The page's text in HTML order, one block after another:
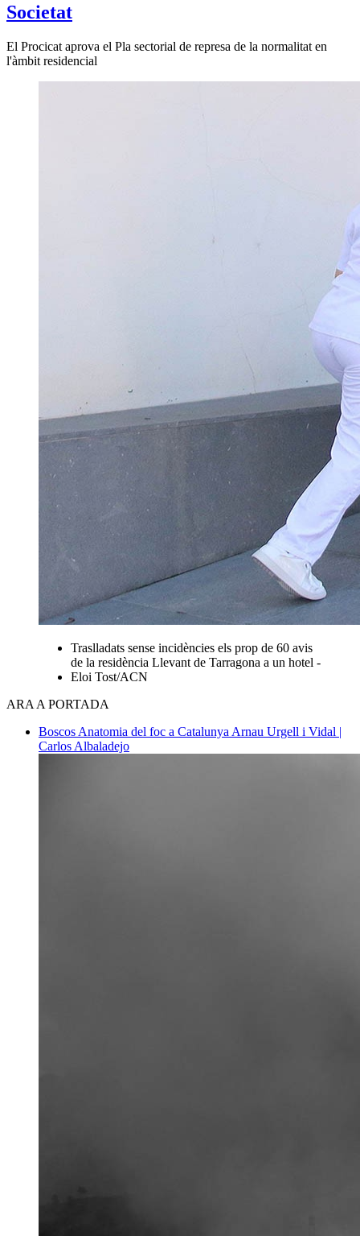
Societat
El Procicat aprova el Pla sectorial de represa de la normalitat en
l'àmbit residencial
Traslladats sense incidències els prop de 60 avis
de la residència Llevant de Tarragona a un hotel -
Eloi Tost/ACN
ARA A PORTADA
Boscos Anatomia del foc a Catalunya Arnau Urgell i Vidal |
Carlos Albaladejo